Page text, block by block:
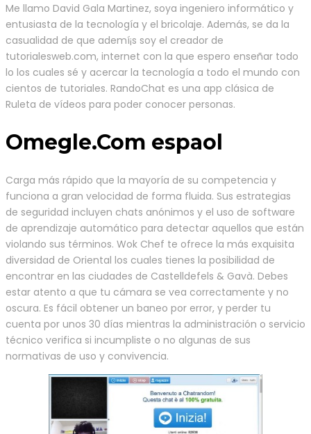
Me llamo David Gala Martinez, soya ingeniero informático y
entusiasta de la tecnología y el bricolaje. Además, se da la
casualidad de que ademí¡s soy el creador de
tutorialesweb.com, internet con la que espero enseñar todo
lo los cuales sé y acercar la tecnología a todo el mundo con
cientos de tutoriales. RandoChat es una app clásica de
Ruleta de vídeos para poder conocer personas.
Omegle.Com espaol
Carga más rápido que la mayoría de su competencia y
funciona a gran velocidad de forma fluida. Sus estrategias
de seguridad incluyen chats anónimos y el uso de software
de aprendizaje automático para detectar aquellos que están
violando sus términos. Wok Chef te ofrece la más exquisita
diversidad de Oriental los cuales tienes la posibilidad de
encontrar en las ciudades de Castelldefels & Gavà. Debes
estar atento a que tu cámara se vea correctamente y no
oscura. Es fácil obtener un baneo por error, y perder tu
cuenta por unos 30 días mientras la administración o servicio
técnico verifica si incumpliste o no algunas de sus
normativas de uso y convivencia.